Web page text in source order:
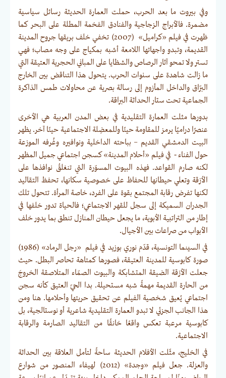
وفي بيروت ما بعد الحرب، حملت العمارة الحديثة رسائل سياسية
مضمرة. فالأبراج الزجاجية والفنادق الفخمة المطلة على البحر كما
ظهرت في فيلم «كراميل» (2007) تخفي خلف بريقها جروح المدينة
القديمة، وتبدو واجهاتها اللامعة أشبه بمكياج على وجه مصاب؛ فهي
تستر ولا تمحو آثار الرصاص والشظايا على المباني الحجرية العتيقة التي
ما زالت شاهدة على سنوات الحرب. يتحول هذا التناقض بين الخارج
البرّاق والداخل المأزوم إلى رسالة بصرية عن محاولات طمس الذاكرة
الجماعية تحت ستار الحداثة البراقة.
بدورها مثلت العمارة التقليدية في بعض المدن العربية هي الأخرى
عنصرًا دراميًا يرمز للمقاومة حينًا وللمعضِلة الاجتماعية حينًا آخر. يظهر
البيت الدمشقي القديم – بباحته الداخلية ونوافيره وغُرفه الموزعة
حول الفناء - في فيلم «أحلام المدينة» كسجن اجتماعي جميل المظهر
لكنه صارم القواعد. فهذه البيوت المسوّرة التي تنغلقُ نوافذها على
الأزقة وتعلي حيطانها للحفاظ على خصوصية سكانها، تحفظ التقاليد
لكنها تفرض رقابة المجتمع بقوة على الفرد، خاصة المرأة. تتحول تلك
الجدران السميكة إلى سجل للقهر الاجتماعي؛ فالحياة تدور خلفها في
إطار من التراتبية الأبوية، ما يجعل حيطان المنازل تنطق بما يدور خلف
الأبواب من صراعات بين الأجيال.
في السينما التونسية، قدّم نوري بوزيد في فيلم «رجل الرماد» (1986)
صورة كابوسية للمدينة العتيقة، فصورها كمتاهة تحاصر البطل. حيث
جعلت الأزقة الضيقة المتشابكة والبيوت الصمّاء المتلاصقة الخروجَ
من الحارة القديمة مهمةً شبه مستحيلة. بدا الحيّ العتيق كأنه سجن
اجتماعي يُعيق شخصية الفيلم عن تحقيق حريتها وأحلامها. هنا ومن
هذا الجانب الجزئي لا تبدو العمارة التقليدية شاعرية أو نوستالجية، بل
كابوسية مرعبة تعكس واقعًا خانقًا من التقاليد الصارمة والرقابة
الاجتماعية.
في الخليج، مثّلت الأفلام الحديثة ساحةً لتأمل العلاقة بين الحداثة
والعزلة. جعل فيلم «وجدة» (2012) لهيفاء المنصور من شوارع